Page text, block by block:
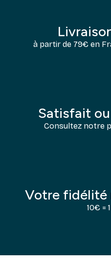
à partir de 79€ en
Satisfait
Consultez notre
Votre fidélité
10€ =